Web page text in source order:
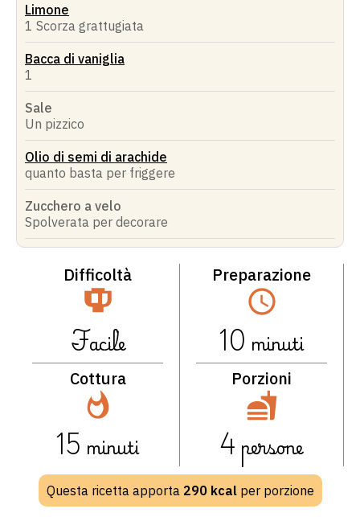
Limone
1 Scorza grattugiata
Bacca di vaniglia
1
Sale
Un pizzico
Olio di semi di arachide
quanto basta per friggere
Zucchero a velo
Spolverata per decorare
Difficoltà
Facile
Preparazione
10 minuti
Cottura
15 minuti
Porzioni
4persone
Questa ricetta apporta 290kcalper porzione